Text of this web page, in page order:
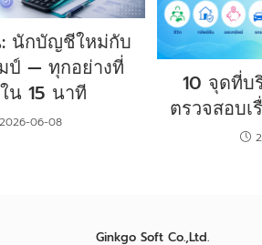
นักบัญชีใหม่กับ
ป์ — ทุกอย่างที่
น 15 นาที
2026-06-08
10 จุดที่บ
ตรวจสอบ
Ginkgo Soft Co.,Ltd.